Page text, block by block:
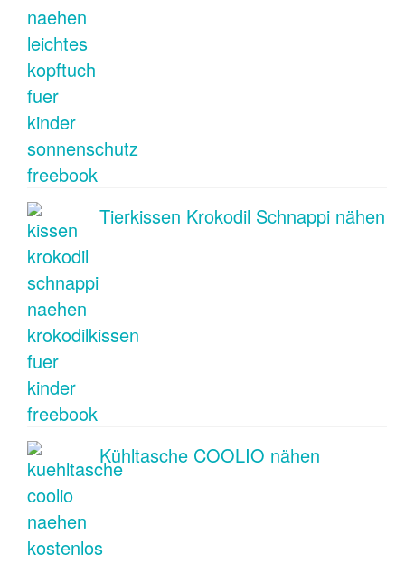
Tierkissen Krokodil Schnappi nähen
Kühltasche COOLIO nähen